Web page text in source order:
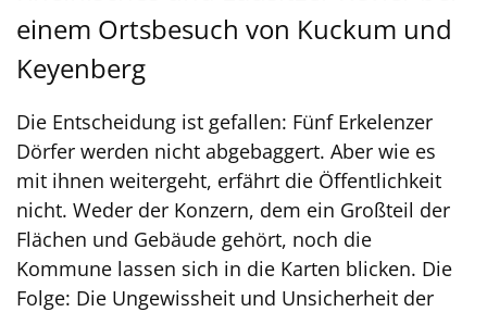
einem Ortsbesuch von Kuckum und
Keyenberg
Die Entscheidung ist gefallen: Fünf Erkelenzer
Dörfer werden nicht abgebaggert. Aber wie es
mit ihnen weitergeht, erfährt die Öffentlichkeit
nicht. Weder der Konzern, dem ein Großteil der
Flächen und Gebäude gehört, noch die
Kommune lassen sich in die Karten blicken. Die
Folge: Die Ungewissheit und Unsicherheit der